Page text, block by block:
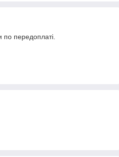
по передоплаті.